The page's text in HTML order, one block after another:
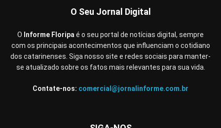
O Seu Jornal Digital
O Informe Floripa é o seu portal de notícias digital, sempre
com os principais acontecimentos que influenciam o cotidiano
dos catarinenses. Siga nosso site e redes sociais para manter-
se atualizado sobre os fatos mais relevantes para sua vida.
Contate-nos: comercial@jornalinforme.com.br